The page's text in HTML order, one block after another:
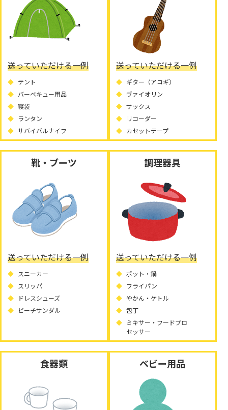
送っていただける一例
テント
バーベキュー用品
寝袋
ランタン
サバイバルナイフ
送っていただける一例
ギター（アコギ）
ヴァイオリン
サックス
リコーダー
カセットテープ
靴・ブーツ
送っていただける一例
スニーカー
スリッパ
ドレスシューズ
ビーチサンダル
調理器具
送っていただける一例
ポット・鍋
フライパン
やかん・ケトル
包丁
ミキサー・フードプロ
セッサー
食器類 ベビー用品